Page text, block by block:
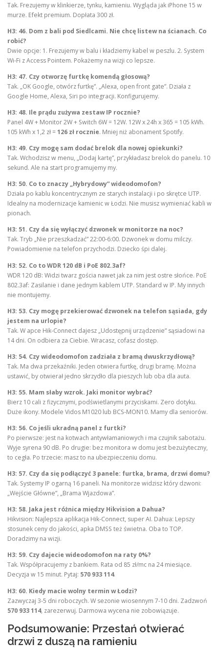
Tak. Frezujemy w klinkierze, tynku, kamieniu. Wygląda jak iPhone 15 w
murze. Efekt premium. Dopłata 300 zł.
H3: 46. Dom z bali pod Siedlcami. Nie chcę listew na ścianach. Co
robić?
Dwie opcje: 1. Frezujemy w balu i kładziemy kabel w peszlu. 2. System
Wi-Fi z Access Pointem. Pokażemy na wizji co lepsze.
H3: 47. Czy otworzę furtkę komendą głosową?
Tak. „OK Google, otwórz furtkę”. „Alexa, open front gate”. Działa z
Google Home, Alexa, Siri po integracji. Konfigurujemy.
H3: 48. Ile prądu zużywa zestaw IP rocznie?
Panel 4W + Monitor 2W + Switch 6W = 12W. 12W x 24h x 365 = 105 kWh.
105 kWh x 1,2 zł =126 zł rocznie. Mniej niż abonament Spotify.
H3: 49. Czy mogę sam dodać brelok dla nowej opiekunki?
Tak. Wchodzisz w menu, „Dodaj kartę”, przykładasz brelok do panelu. 10
sekund. Ale na start programujemy my.
H3: 50. Co to znaczy „Hybrydowy” wideodomofon?
Działa po kablu koncentrycznym ze starych instalacji i po skrętce UTP.
Idealny na modernizacje kamienic w Łodzi. Nie musisz wymieniać kabli w
pionach.
H3: 51. Czy da się wyłączyć dzwonek w monitorze na noc?
Tak. Tryb „Nie przeszkadzać” 22:00-6:00. Dzwonek w domu milczy.
Powiadomienie na telefon przychodzi. Dziecko śpi dalej.
H3: 52. Co to WDR 120 dB i PoE 802.3af?
WDR 120 dB: Widzi twarz gościa nawet jak za nim jest ostre słońce. PoE
802.3af: Zasilanie i dane jednym kablem UTP. Standard w IP. My innych
nie montujemy.
H3: 53. Czy mogę przekierować dzwonek na telefon sąsiada, gdy
jestem na urlopie?
Tak. W apce Hik-Connect dajesz „Udostępnij urządzenie” sąsiadowi na
14 dni. On odbiera za Ciebie. Wracasz, cofasz dostęp.
H3: 54. Czy wideodomofon zadziała z bramą dwuskrzydłową?
Tak. Ma dwa przekaźniki. Jeden otwiera furtkę, drugi bramę. Można
ustawić, by otwierał jedno skrzydło dla pieszych lub oba dla auta.
H3: 55. Mam słaby wzrok. Jaki monitor wybrać?
Bierz 10 cali z fizycznymi, podświetlanymi przyciskami. Zero dotyku.
Duże ikony. Modele Vidos M1020 lub BCS-MON10. Mamy dla seniorów.
H3: 56. Co jeśli ukradną panel z furtki?
Po pierwsze: jest na kotwach antywłamaniowych i ma czujnik sabotażu.
Wyje syrena 90 dB. Po drugie: bez monitora w domu jest bezużyteczny,
to cegła. Po trzecie: masz to na ubezpieczeniu domu.
H3: 57. Czy da się podłączyć 3 panele: furtka, brama, drzwi domu?
Tak. Systemy IP ogarną 16 paneli. Na monitorze widzisz który dzwoni:
„Wejście Główne”, „Brama Wjazdowa”.
H3: 58. Jaka jest różnica między Hikvision a Dahua?
Hikvision: Najlepsza aplikacja Hik-Connect, super AI. Dahua: Lepszy
stosunek ceny do jakości, apka DMSS też świetna. Oba to TOP.
Doradzimy na wizji.
H3: 59. Czy dajecie wideodomofon na raty 0%?
Tak. Współpracujemy z bankiem. Rata od 85 zł/mc na 24 miesiące.
Decyzja w 15 minut. Pytaj: 570 933 114.
H3: 60. Kiedy macie wolny termin w Łodzi?
Zazwyczaj 3-5 dni roboczych. W sezonie wiosennym 7-10 dni. Zadzwoń
570 933 114, zarezerwuj. Darmowa wycena nie zobowiązuje.
Podsumowanie: Przestań otwierać
drzwi z duszą na ramieniu